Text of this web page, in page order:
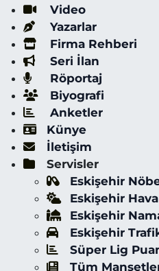
Video
Yazarlar
Firma Rehberi
Seri İlan
Röportaj
Biyografi
Anketler
Künye
İletişim
Servisler
Eskişehir
Eskişehir
Eskişehir
Eskişehir
Süper Lig
Tüm